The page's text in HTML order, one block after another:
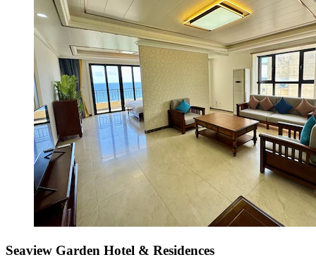
Seaview Garden Hotel & Residences